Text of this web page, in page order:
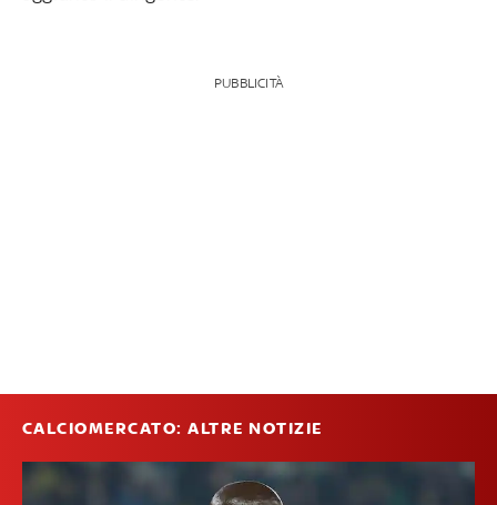
PUBBLICITÀ
CALCIOMERCATO: ALTRE NOTIZIE